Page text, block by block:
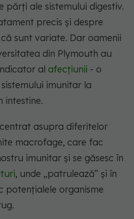
părți ale sistemului digestiv.
precis și despre
sunt variate. Dar oamenii
din Plymouth au
al afecțiunii - o
imunitar la
intestine.
asupra diferitelor
macrofage, care fac
imunitar și se găsesc în
, unde „patrulează” și în
potențialele organisme